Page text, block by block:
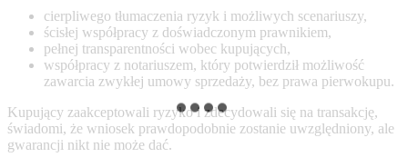
cierpliwego tłumaczenia ryzyk i możliwych scenariuszy,
ścisłej współpracy z doświadczonym prawnikiem,
pełnej transparentności wobec kupujących,
współpracy z notariuszem, który potwierdził możliwość
zawarcia zwykłej umowy sprzedaży, bez prawa pierwokupu.
Kupujący zaakceptowali ryzyko i zdecydowali się na transakcję,
świadomi, że wniosek prawdopodobnie zostanie uwzględniony, ale
gwarancji nikt nie może dać.